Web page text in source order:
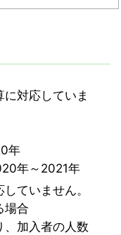
対応していま
年
年～2021年
ていません。
場合
、加入者の人数